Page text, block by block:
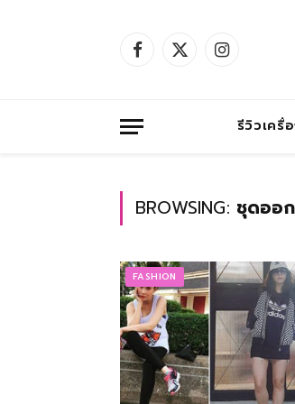
Facebook
X
Instagram
รีวิวเครื่
BROWSING: ชุดออ
FASHION